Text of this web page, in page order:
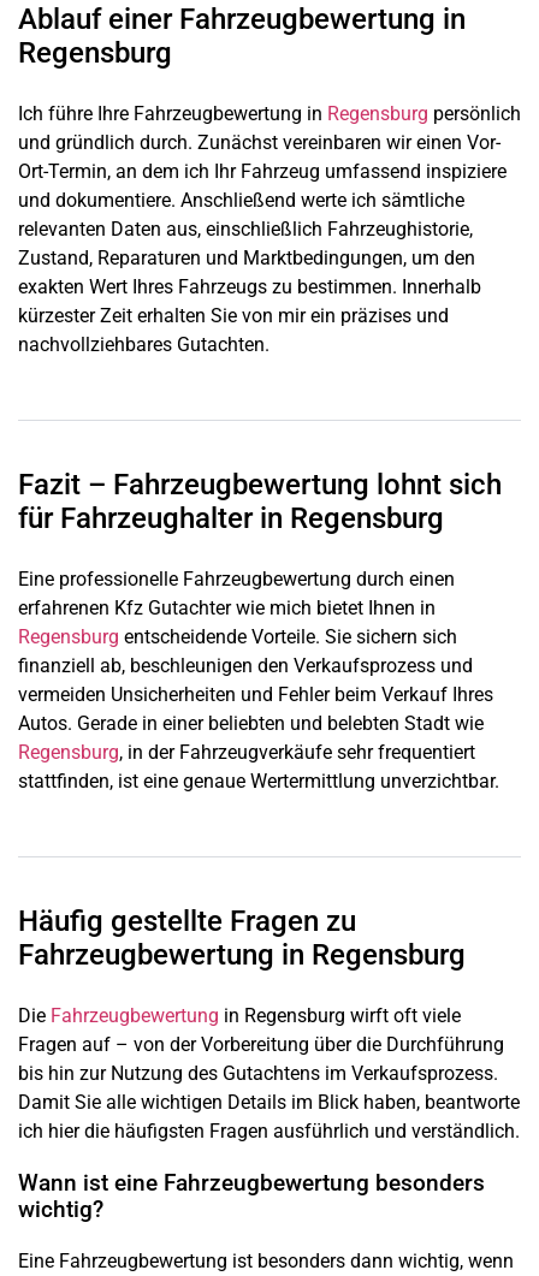
Ablauf einer Fahrzeugbewertung in
Regensburg
Ich führe Ihre Fahrzeugbewertung in Regensburg persönlich
und gründlich durch. Zunächst vereinbaren wir einen Vor-
Ort-Termin, an dem ich Ihr Fahrzeug umfassend inspiziere
und dokumentiere. Anschließend werte ich sämtliche
relevanten Daten aus, einschließlich Fahrzeughistorie,
Zustand, Reparaturen und Marktbedingungen, um den
exakten Wert Ihres Fahrzeugs zu bestimmen. Innerhalb
kürzester Zeit erhalten Sie von mir ein präzises und
nachvollziehbares Gutachten.
Fazit – Fahrzeugbewertung lohnt sich
für Fahrzeughalter in Regensburg
Eine professionelle Fahrzeugbewertung durch einen
erfahrenen Kfz Gutachter wie mich bietet Ihnen in
Regensburg entscheidende Vorteile. Sie sichern sich
finanziell ab, beschleunigen den Verkaufsprozess und
vermeiden Unsicherheiten und Fehler beim Verkauf Ihres
Autos. Gerade in einer beliebten und belebten Stadt wie
Regensburg, in der Fahrzeugverkäufe sehr frequentiert
stattfinden, ist eine genaue Wertermittlung unverzichtbar.
Häufig gestellte Fragen zu
Fahrzeugbewertung in Regensburg
Die Fahrzeugbewertung in Regensburg wirft oft viele
Fragen auf – von der Vorbereitung über die Durchführung
bis hin zur Nutzung des Gutachtens im Verkaufsprozess.
Damit Sie alle wichtigen Details im Blick haben, beantworte
ich hier die häufigsten Fragen ausführlich und verständlich.
Wann ist eine Fahrzeugbewertung besonders
wichtig?
Eine Fahrzeugbewertung ist besonders dann wichtig, wenn